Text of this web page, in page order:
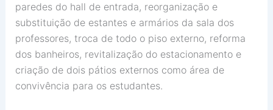
paredes do hall de entrada, reorganização e
substituição de estantes e armários da sala dos
professores, troca de todo o piso externo, reforma
dos banheiros, revitalização do estacionamento e
criação de dois pátios externos como área de
convivência para os estudantes.